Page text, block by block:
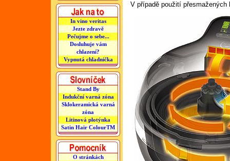
In vino veritas
Jezte zdravě
Pečujme o sebe...
Dosluhuje vám
chlazení?
Vypnutá chladnička
Stand By
Indukční varná zóna
Sklokeramická varná
zóna
Litinová plotýnka
Satin Hair ColourTM
O stránkách
V případě použití